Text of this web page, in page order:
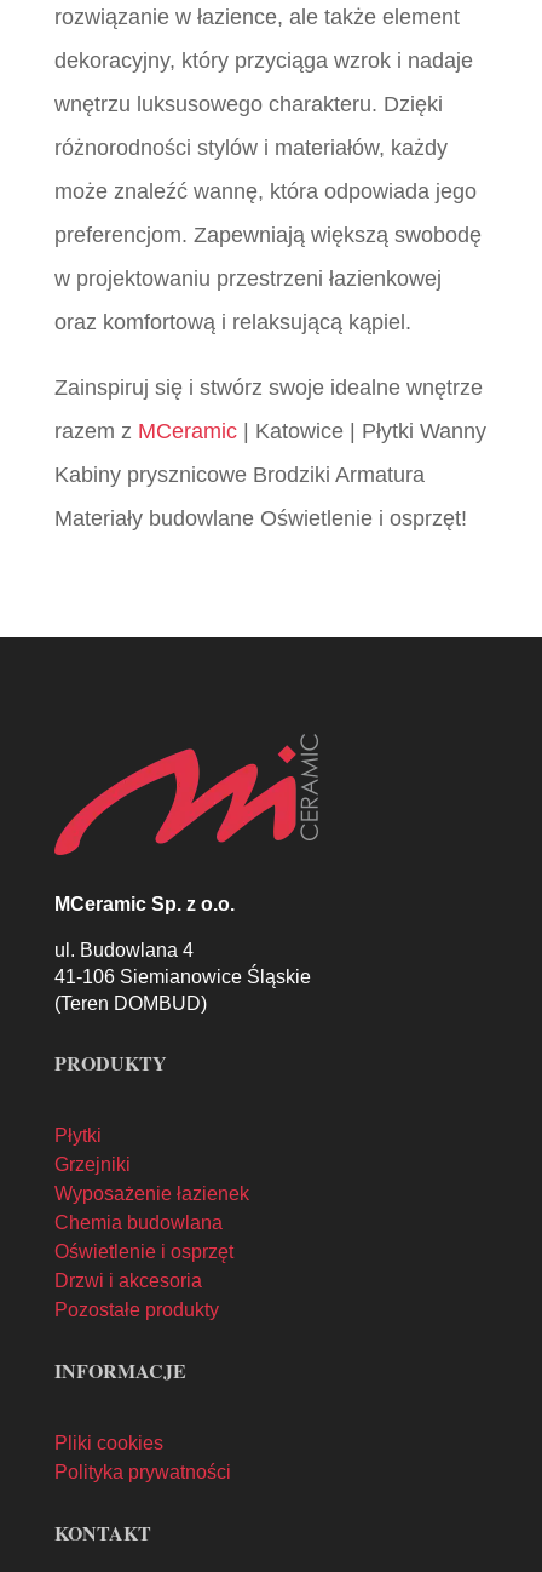
rozwiązanie w łazience, ale także element
dekoracyjny, który przyciąga wzrok i nadaje
wnętrzu luksusowego charakteru. Dzięki
różnorodności stylów i materiałów, każdy
może znaleźć wannę, która odpowiada jego
preferencjom. Zapewniają większą swobodę
w projektowaniu przestrzeni łazienkowej
oraz komfortową i relaksującą kąpiel.
Zainspiruj się i stwórz swoje idealne wnętrze
razem z MCeramic| Katowice | Płytki Wanny
Kabiny prysznicowe Brodziki Armatura
Materiały budowlane Oświetlenie i osprzęt!
MCeramic Sp. z o.o.
ul. Budowlana 4
41-106 Siemianowice Śląskie
(Teren DOMBUD)
PRODUKTY
Płytki
Grzejniki
Wyposażenie łazienek
Chemia budowlana
Oświetlenie i osprzęt
Drzwi i akcesoria
Pozostałe produkty
INFORMACJE
Pliki cookies
Polityka prywatności
KONTAKT